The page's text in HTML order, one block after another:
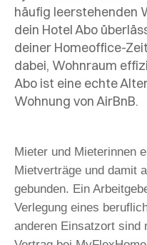
häufig leerstehenden
dein Hotel Abo
deiner Homeoffice-
dabei, Wohnraum
Abo ist eine echte
Wohnung von AirBnB.
Mieter und Mieterinnen
Mietverträge und damit
gebunden. Ein
Verlegung eines
anderen Einsatzort sind